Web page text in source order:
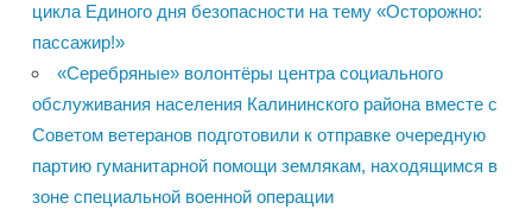
цикла Единого дня безопасности на тему «Осторожно:
пассажир!»
«Серебряные» волонтёры центра социального
обслуживания населения Калининского района вместе с
Советом ветеранов подготовили к отправке очередную
партию гуманитарной помощи землякам, находящимся в
зоне специальной военной операции